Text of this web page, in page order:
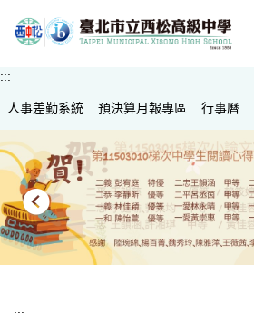
到
容
區
:::
人事差勤系統 預決算月報專區 行事曆
:::